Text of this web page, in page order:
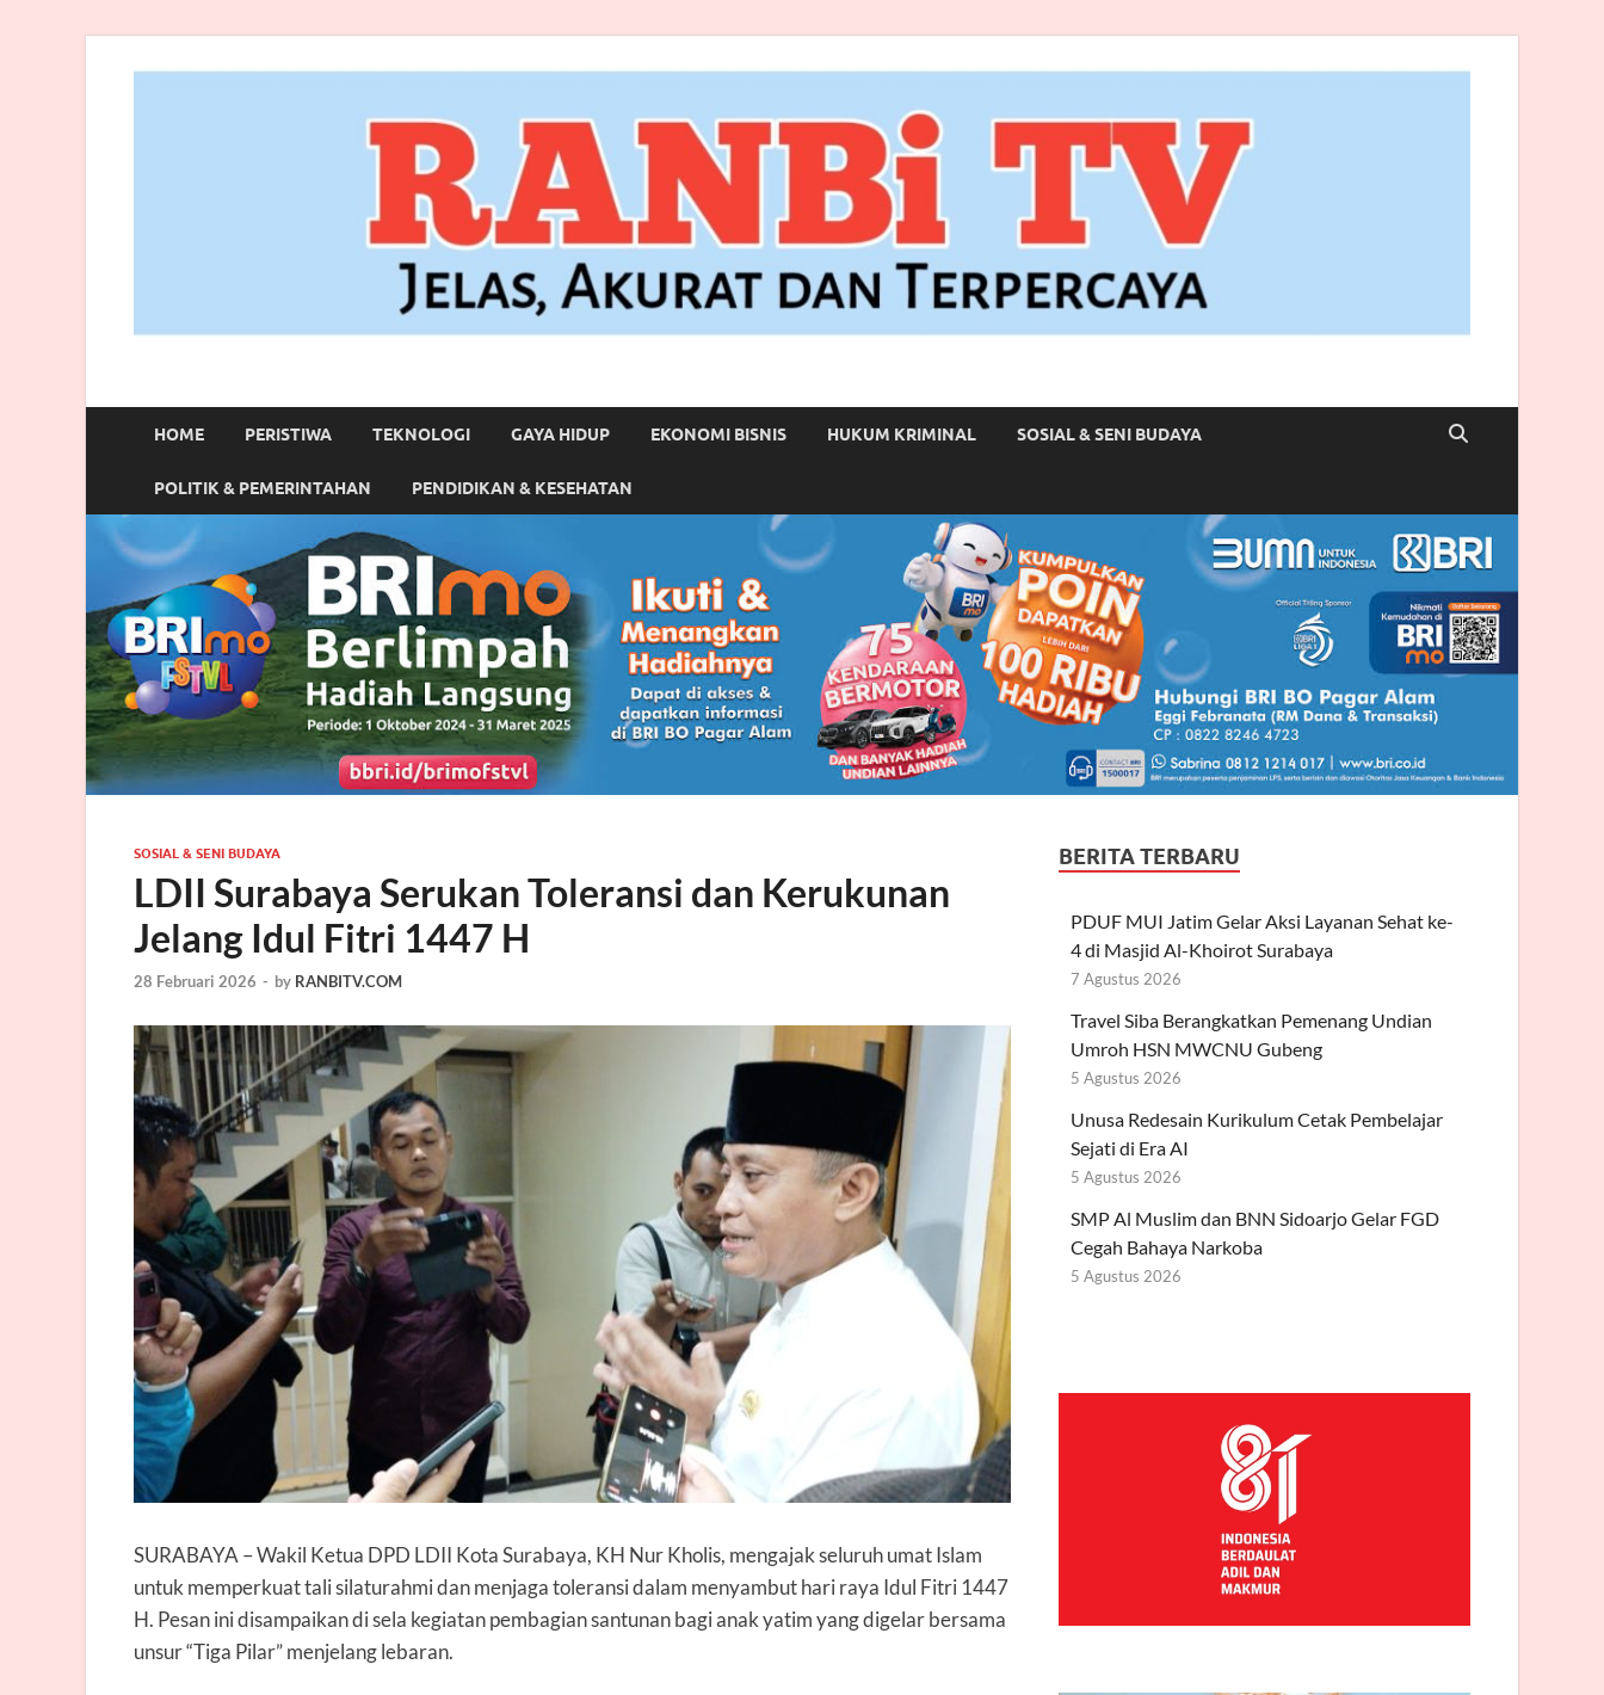
RANBITV.COM
HOME PERISTIWA TEKNOLOGI GAYA HIDUP EKONOMI BISNIS HUKUM KRIMINAL SOSIAL & SENI BUDAYA
POLITIK & PEMERINTAHAN PENDIDIKAN & KESEHATAN
SOSIAL & SENI BUDAYA
LDII Surabaya Serukan Toleransi dan Kerukunan
Jelang Idul Fitri 1447 H
28 Februari 2026 - by RANBITV.COM
SURABAYA – Wakil Ketua DPD LDII Kota Surabaya, KH Nur Kholis, mengajak seluruh umat Islam
untuk memperkuat tali silaturahmi dan menjaga toleransi dalam menyambut hari raya Idul Fitri 1447
H. Pesan ini disampaikan di sela kegiatan pembagian santunan bagi anak yatim yang digelar bersama
unsur “Tiga Pilar” menjelang lebaran.
BERITA TERBARU
PDUF MUI Jatim Gelar Aksi Layanan Sehat ke-
4 di Masjid Al-Khoirot Surabaya
7 Agustus 2026
Travel Siba Berangkatkan Pemenang Undian
Umroh HSN MWCNU Gubeng
5 Agustus 2026
Unusa Redesain Kurikulum Cetak Pembelajar
Sejati di Era AI
5 Agustus 2026
SMP Al Muslim dan BNN Sidoarjo Gelar FGD
Cegah Bahaya Narkoba
5 Agustus 2026